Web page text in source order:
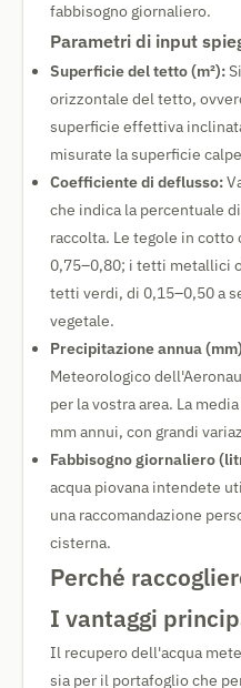
fabbisogno giornaliero.
Parametri di input
Superficie del tetto (m²):
orizzontale del tetto,
superficie effettiva
misurate la superficie
Coefficiente di deflusso:
che indica la percentuale
raccolta. Le tegole in cotto
0,75–0,80; i tetti metallici
tetti verdi, di 0,15–0,50 a
vegetale.
Precipitazione annua
Meteorologico
per la vostra area. La
mm annui, con grandi
Fabbisogno giornaliero
acqua piovana intendete
una raccomandazione
cisterna.
Perché
I vantaggi
Il recupero dell'acqua
sia per il portafoglio che